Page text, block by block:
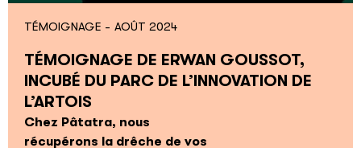
TÉMOIGNAGE - AOÛT 2024
TÉMOIGNAGE DE ERWAN GOUSSOT,
INCUBÉ DU PARC DE L’INNOVATION DE
L’ARTOIS
Chez Pâtatra, nous
récupérons la drêche de vos